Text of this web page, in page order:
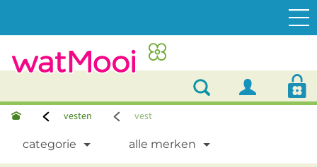
vesten vest
categorie alle merken